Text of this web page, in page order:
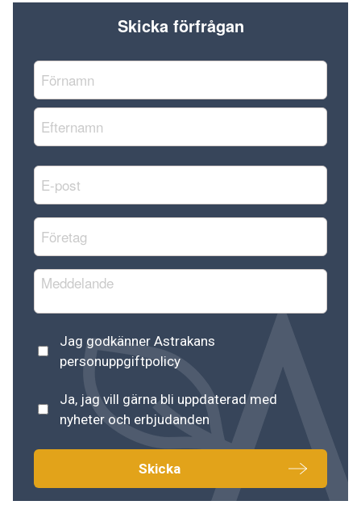
Skicka förfrågan
Namn *
Förnamn
E-
post *
Företag
Meddelande
Astrakans
personuppgiftspolicy *
Jag godkänner Astrakans
personuppgiftpolicy
Nyhetsbrev
Ja, jag vill gärna bli uppdaterad med
nyheter och erbjudanden